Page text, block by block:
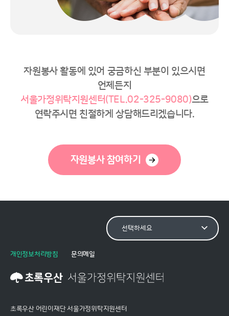
자원봉사 활동에 있어 궁금하신 부분이 있으시면
언제든지
서울가정위탁지원센터(TEL.02-325-9080)으로
연락주시면 친절하게 상담해드리겠습니다.
자원봉사 참여하기
개인정보처리방침 문의메일
초록우산 어린이재단 서울가정위탁지원센터